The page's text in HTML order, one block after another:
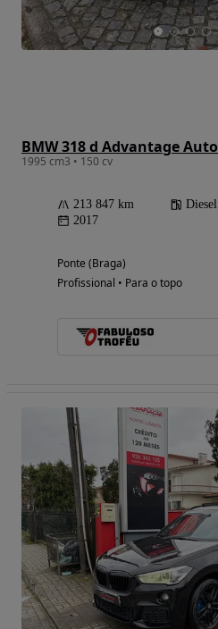
BMW 318 d Advantage Auto
1995 cm3 • 150 cv
213 847 km Diesel
2017
Ponte (Braga)
Profissional • Para o topo